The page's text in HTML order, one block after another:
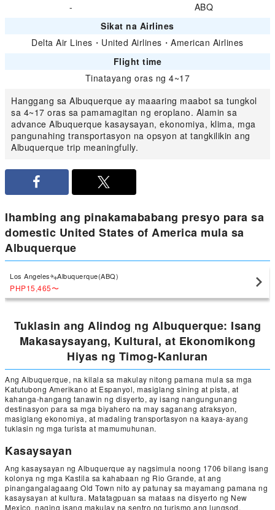
-
ABQ
Sikat na Airlines
Delta Air Lines ・ United Airlines ・American Airlines
Flight time
Tinatayang oras ng 4~17
Hanggang sa Albuquerque ay maaaring maabot sa tungkol
sa 4~17 oras sa pamamagitan ng eroplano. Alamin sa
advance Albuquerque kasaysayan, ekonomiya, klima, mga
pangunahing transportasyon na opsyon at tangkilikin ang
Albuquerque trip meaningfully.
Ihambing ang pinakamababang presyo para sa
domestic United States of America mula sa
Albuquerque
Los Angeles Albuquerque(ABQ)
PHP15,465〜
Tuklasin ang Alindog ng Albuquerque: Isang
Makasaysayang, Kultural, at Ekonomikong
Hiyas ng Timog-Kanluran
Ang Albuquerque, na kilala sa makulay nitong pamana mula sa mga
Katutubong Amerikano at Espanyol, masiglang sining at pista, at
kahanga-hangang tanawin ng disyerto, ay isang nangungunang
destinasyon para sa mga biyahero na may saganang atraksyon,
masiglang ekonomiya, at madaling transportasyon na kaaya-ayang
tuklasin ng mga turista at mamumuhunan.
Kasaysayan
Ang kasaysayan ng Albuquerque ay nagsimula noong 1706 bilang isang
kolonya ng mga Kastila sa kahabaan ng Rio Grande, at ang
pinangangalagaang Old Town nito ay patunay sa mayamang pamana ng
kasaysayan at kultura. Matatagpuan sa mataas na disyerto ng New
Mexico, naging isang makulay na sentro ng turismo ang lungsod,